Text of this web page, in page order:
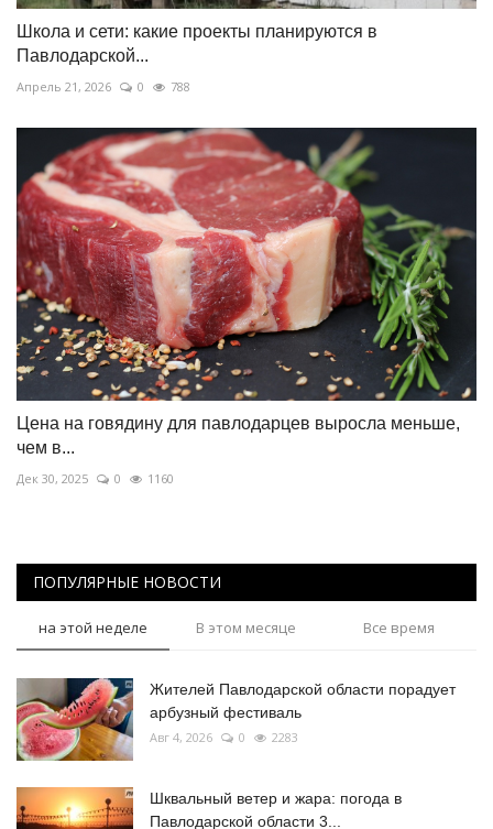
Школа и сети: какие проекты планируются в
Павлодарской...
Апрель 21, 2026 0 788
Цена на говядину для павлодарцев выросла меньше,
чем в...
Дек 30, 2025 0 1160
ПОПУЛЯРНЫЕ НОВОСТИ
на этой неделе В этом месяце Все время
Жителей Павлодарской области порадует
арбузный фестиваль
Авг 4, 2026 0 2283
Шквальный ветер и жара: погода в
Павлодарской области 3...